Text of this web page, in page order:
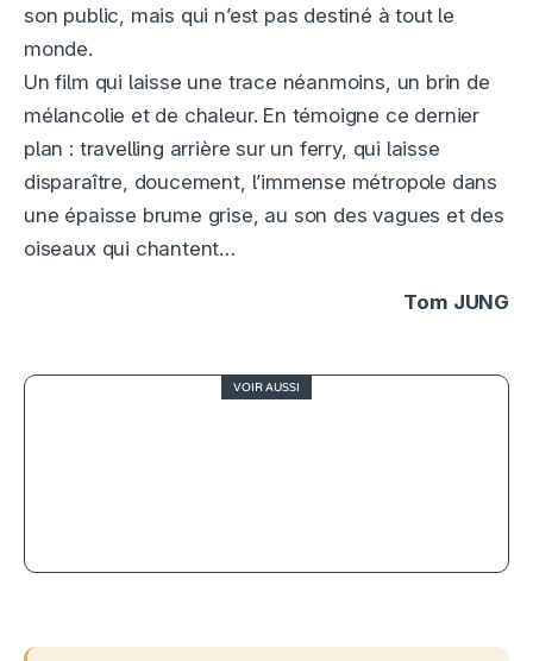
son public, mais qui n’est pas destiné à tout le
monde.
Un film qui laisse une trace néanmoins, un brin de
mélancolie et de chaleur. En témoigne ce dernier
plan : travelling arrière sur un ferry, qui laisse
disparaître, doucement, l’immense métropole dans
une épaisse brume grise, au son des vagues et des
oiseaux qui chantent…
Tom JUNG
VOIR AUSSI